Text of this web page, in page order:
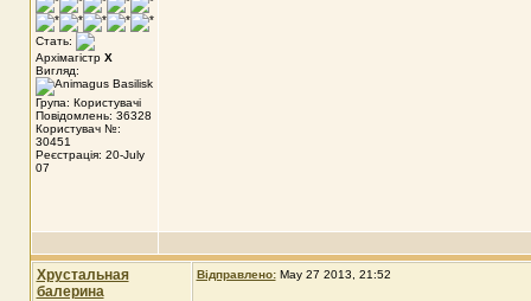
Стать:
Архімагістр X
Вигляд:
Група: Користувачі
Повідомлень: 36328
Користувач №:
30451
Реєстрація: 20-July
07
Хрустальная
балерина
Відправлено: May 27 2013, 21:52